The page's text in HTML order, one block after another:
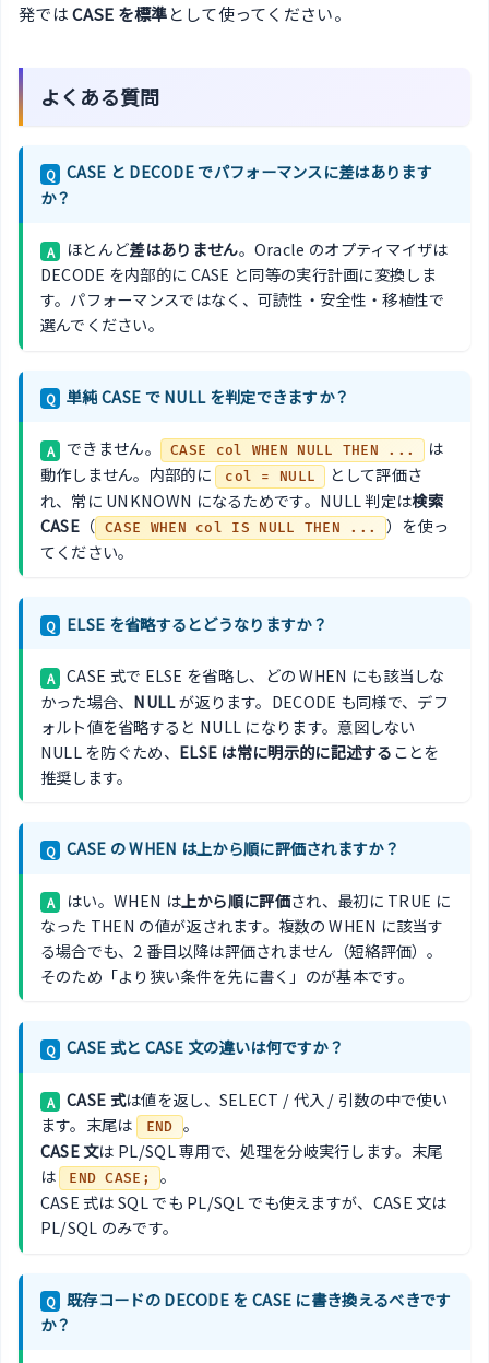
発ではCASE を標準として使ってください。
よくある質問
Q
CASE と DECODE でパフォーマンスに差はあります
か？
A ほとんど差はありません。Oracle のオプティマイザは
DECODE を内部的に CASE と同等の実行計画に変換しま
す。パフォーマンスではなく、可読性・安全性・移植性で
選んでください。
Q 単純 CASE で NULL を判定できますか？
A できません。 CASE col WHEN NULL THEN ...
は
動作しません。内部的に
col = NULL
として評価さ
れ、常に UNKNOWN になるためです。NULL 判定は検索
CASE（ CASE WHEN col IS NULL THEN ...
）を使っ
てください。
Q ELSE を省略するとどうなりますか？
A
CASE 式で ELSE を省略し、どの WHEN にも該当しな
かった場合、 NULLが返ります。DECODE も同様で、デフ
ォルト値を省略すると NULL になります。意図しない
NULL を防ぐため、 ELSE は常に明示的に記述することを
推奨します。
Q CASE の WHEN は上から順に評価されますか？
A はい。WHEN は上から順に評価され、最初に TRUE に
なった THEN の値が返されます。複数の WHEN に該当す
る場合でも、2 番目以降は評価されません（短絡評価）。
そのため「より狭い条件を先に書く」のが基本です。
Q CASE 式と CASE 文の違いは何ですか？
A CASE 式は値を返し、SELECT / 代入 / 引数の中で使い
ます。末尾は
END
。
CASE 文は PL/SQL 専用で、処理を分岐実行します。末尾
は
END CASE;
。
CASE 式は SQL でも PL/SQL でも使えますが、CASE 文は
PL/SQL のみです。
Q
既存コードの DECODE を CASE に書き換えるべきです
か？